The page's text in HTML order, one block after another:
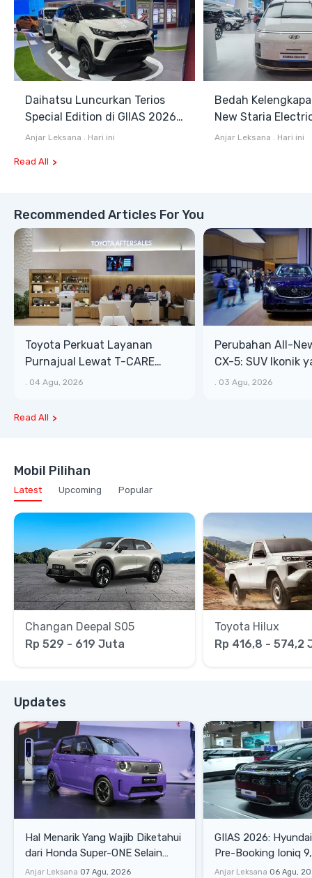
Daihatsu Luncurkan Terios
Special Edition di GIIAS 2026,
Stok Terbatas
Anjar Leksana . Hari ini
Bedah
New Staria
Hybrid yang
Anjar Leksana . Hari ini
Read All
Recommended Articles For You
Toyota Perkuat Layanan
Purnajual Lewat T-CARE
XTRA, Manfaat Lebih Besar
. 04 Agu, 2026
Perubahan All-
CX-5: SUV Ikonik
Bongsor, Mewah,
. 03 Agu, 2026
Read All
Mobil Pilihan
Latest Upcoming Popular
Changan Deepal S05
Rp 529 - 619 Juta
Toyota Hilux
Rp 416,8 - 574,2
Updates
Hal Menarik Yang Wajib Diketahui
dari Honda Super-ONE Selain
Harga
Anjar Leksana 07 Agu, 2026
GIIAS 2026:
Pre-Booking Ioniq
Rp1,49 Miliar
Anjar Leksana 06 Agu,